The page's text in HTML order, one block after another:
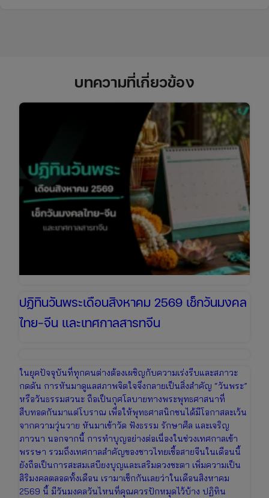
บทความที่เกี่ยวข้อง
ปฏิทินวันพระเดือนสิงหาคม 2569 เช็กวันมงคล
ไทย-จีน และเทศกาลสารทจีน
ในยุคปัจจุบันที่ทุกคนต่างต้องเผชิญกับความเร่งรีบและสภาวะ
กดดัน การหันมาดูแลสภาพจิตใจจึงกลายเป็นสิ่งสำคัญ “วันพระ”
หรือวันธรรมสวนะ ถือเป็นกุศโลบายทางพระพุทธศาสนาที่
สืบทอดกันมาแต่โบราณ เพื่อให้พุทธศาสนิกชนได้มีโอกาสละเว้น
จากความวุ่นวาย หันมาเข้าวัด ฟังธรรม รักษาศีล และเจริญ
ภาวนา นอกจากนี้ การทำบุญอย่างต่อเนื่องในช่วงเทศกาลเข้า
พรรษา รวมถึงเทศกาลสำคัญของชาวไทยเชื้อสายจีนในเดือนนี้
ยังถือเป็นการสะสมเสบียงบุญและเสริมดวงชะตา เพิ่มความเป็น
สิริมงคลตลอดทั้งเดือน เรามาเช็กกันเลยว่าในเดือนสิงหาคม
2569 นี้ มีวันมงคลวันไหนที่คุณควรปักหมุดไว้บ้าง ปฏิทิน